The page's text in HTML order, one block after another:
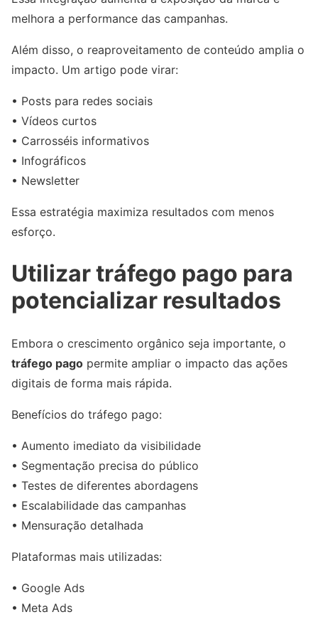
melhora a performance das campanhas.
Além disso, o reaproveitamento de conteúdo amplia o
impacto. Um artigo pode virar:
• Posts para redes sociais
• Vídeos curtos
• Carrosséis informativos
• Infográficos
• Newsletter
Essa estratégia maximiza resultados com menos
esforço.
Utilizar tráfego pago para
potencializar resultados
Embora o crescimento orgânico seja importante, o
tráfego pago permite ampliar o impacto das ações
digitais de forma mais rápida.
Benefícios do tráfego pago:
• Aumento imediato da visibilidade
• Segmentação precisa do público
• Testes de diferentes abordagens
• Escalabilidade das campanhas
• Mensuração detalhada
Plataformas mais utilizadas:
• Google Ads
• Meta Ads